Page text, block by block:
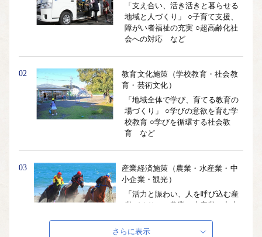
「支え合い、活き活きと暮らせる
地域と人づくり」 ○子育て支援、
障がい者福祉の充実 ○超高齢化社
会への対応 など
02
教育文化施策（学校教育・社会教
育・芸術文化）
「地域全体で学び、育てる教育の
場づくり」 ○学びの意欲を育む学
校教育 ○学びを循環する社会教
育 など
03
産業経済施策（農業・水産業・中
小企業・観光）
「活力と賑わい、人を呼び込む産
業づくり」 ○農業・水産業・中小
さらに表示